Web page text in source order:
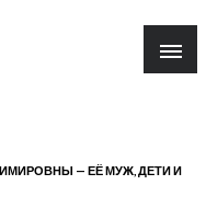
— ЕЁ МУЖ, ДЕТИ И